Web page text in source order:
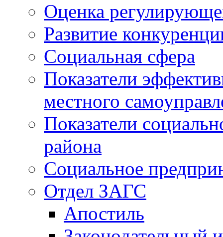
Оценка
Развитие
Социальная сфера
Показатели
местного
Показатели
района
Социальное
Отдел ЗАГС
Апостиль